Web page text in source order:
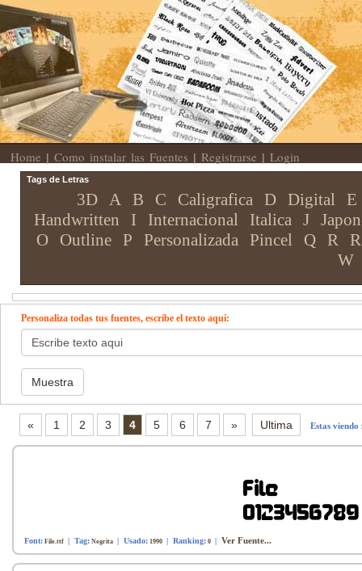
Home | Como instalar las Fuentes | Registrarse | Login
Tags de Letras
3D A B C Caligrafica D Digital E
Handwritten
I Internacional Italica J
O
Outline P Personalizada Pincel Q R
W
Personaliza todas tus fuentes, escribe el texto aquí:
« 1 2 3 4 5 6 7 » Ultima Estas
Font: File.ttf | Tag: Negrita | Usado: 1990 | Ranking: 0 | Ver Fuente...